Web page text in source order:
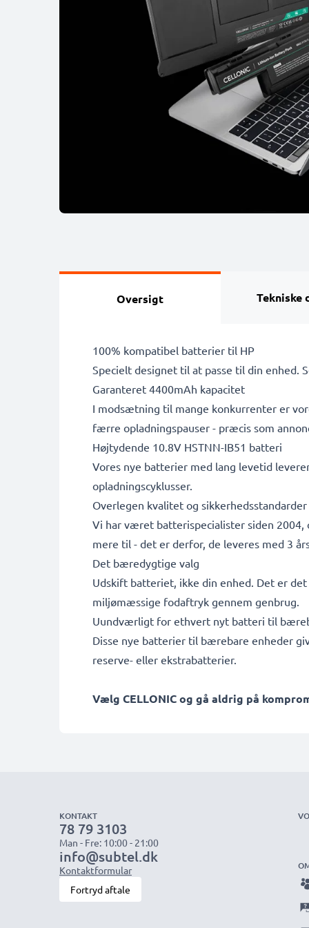
Oversigt Tekniske
100% kompatibel batterier til HP
Specielt designet til at passe til din enhed.
Garanteret 4400mAh kapacitet
I modsætning til mange konkurrenter er
færre opladningspauser - præcis som
Højtydende 10.8V HSTNN-IB51 batteri
Vores nye batterier med lang levetid
opladningscyklusser.
Overlegen kvalitet og sikkerhedsstandarder
Vi har været batterispecialister siden 2004,
mere til - det er derfor, de leveres med 3
Det bæredygtige valg
Udskift batteriet, ikke din enhed. Det er
miljømæssige fodaftryk gennem genbrug.
Uundværligt for ethvert nyt batteri til
Disse nye batterier til bærebare enheder
reserve- eller ekstrabatterier.
Vælg CELLONIC og gå aldrig på
KONTAKT
78 79 3103
Man - Fre: 10:00 - 21:00
info@subtel.dk
Kontaktformular
Fortryd aftale